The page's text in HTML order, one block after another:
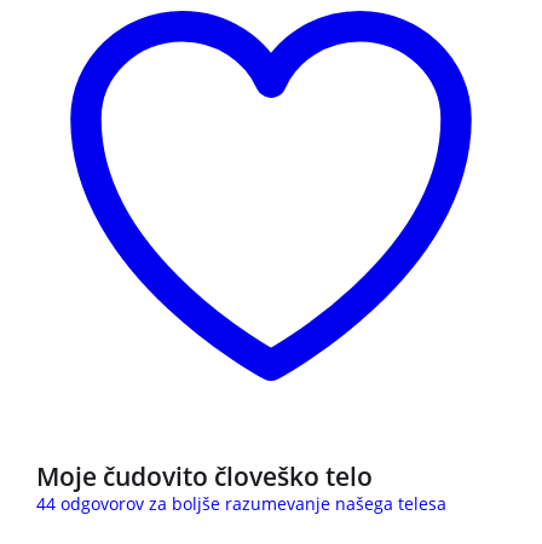
Moje čudovito človeško telo
44 odgovorov za boljše razumevanje našega telesa